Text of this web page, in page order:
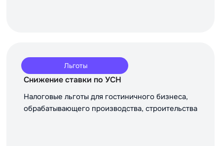
Льготы
Снижение ставки по УСН
Налоговые льготы для гостиничного бизнеса,
обрабатывающего производства, строительства